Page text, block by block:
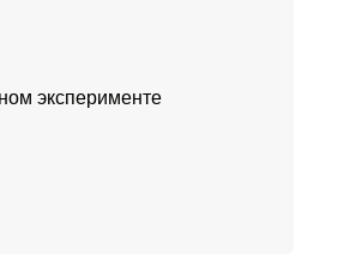
эксперименте